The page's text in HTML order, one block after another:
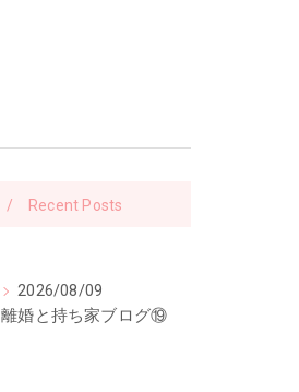
Recent Posts
2026/08/09
離婚と持ち家ブログ⑲